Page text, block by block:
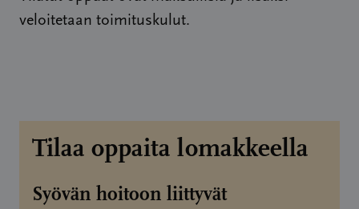
veloitetaan toimituskulut.
Tilaa oppaita lomakkeella
Syövän hoitoon liittyvät